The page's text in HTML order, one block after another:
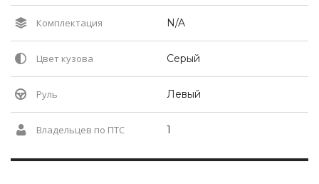
Комплектация N/A
Цвет кузова Серый
Руль Левый
Владельцев по ПТС 1